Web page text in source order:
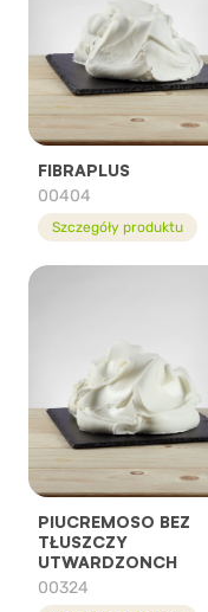
FIBRAPLUS
00404
Szczegóły produktu
PIUCREMOSO BEZ
TŁUSZCZY
UTWARDZONCH
00324